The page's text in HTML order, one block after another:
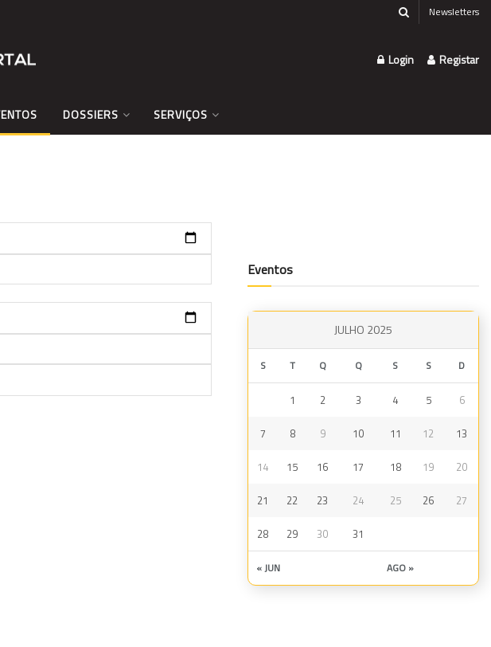
Newsletters
Login Registar
DOSSIERS SERVIÇOS
Eventos
JULHO 2025
S T Q Q S S D
1 2 3 4 5 6
7 8 9 10 11 12 13
14 15 16 17 18 19 20
21 22 23 24 25 26 27
28 29 30 31
« JUN AGO »